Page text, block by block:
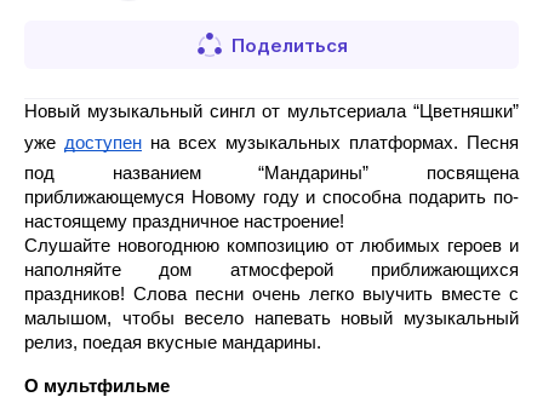
Поделиться
Новый музыкальный сингл от мультсериала “Цветняшки”
уже доступен на всех музыкальных платформах. Песня
под названием “Мандарины” посвящена
приближающемуся Новому году и способна подарить по-
настоящему праздничное настроение!
Слушайте новогоднюю композицию от любимых героев и
наполняйте дом атмосферой приближающихся
праздников! Слова песни очень легко выучить вместе с
малышом, чтобы весело напевать новый музыкальный
релиз, поедая вкусные мандарины.
О мультфильме